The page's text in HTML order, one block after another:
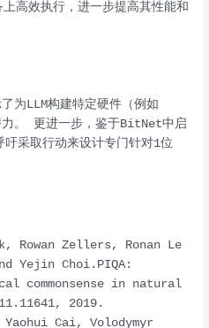
高效执行，进一步提高其性能和
为LLM构建特定硬件（例如
力。 更进一步，鉴于BitNet中启
采取行动来设计专门针对1位
Rowan Zellers, Ronan Le
Yejin Choi.PIQA:
commonsense in natural
2019.
Cai, Volodymyr